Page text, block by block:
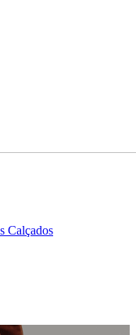
Calçados